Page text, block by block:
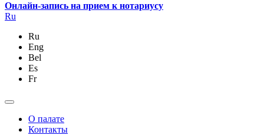
Онлайн-запись на прием к нотариусу
Ru
Ru
Eng
Bel
Es
Fr
О палате
Контакты